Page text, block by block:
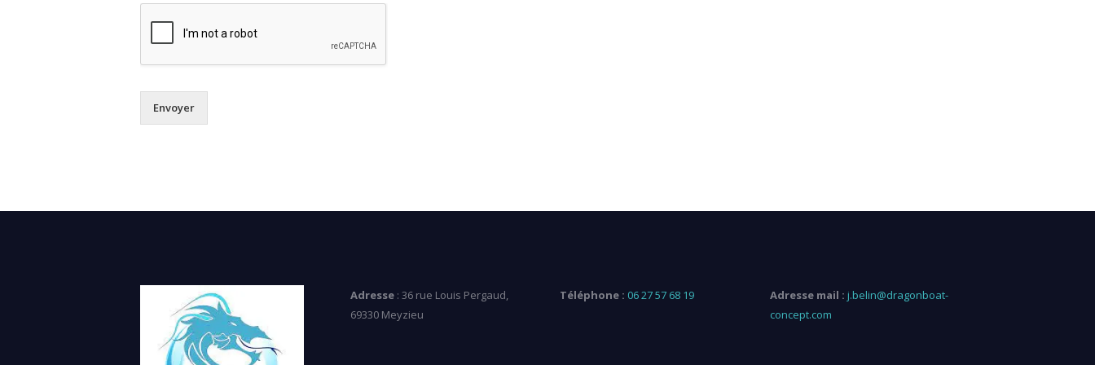
Envoyer
Adresse: 36 rue Louis Pergaud,
69330 Meyzieu
Téléphone : 06 27 57 68 19 Adresse mail : j.belin@dragonboat-
concept.com